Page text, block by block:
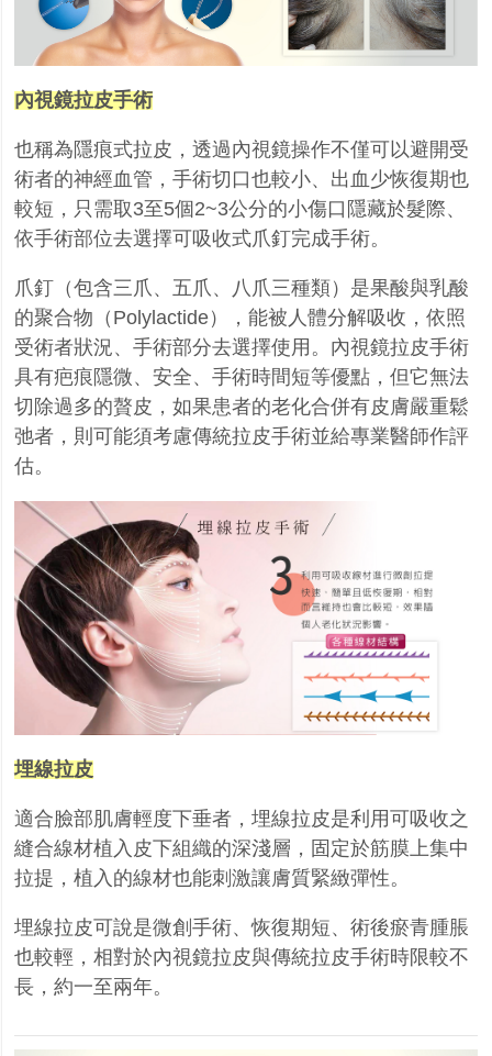
內視鏡拉皮手術
也稱為隱痕式拉皮，透過內視鏡操作不僅可以避開受
術者的神經血管，手術切口也較小、出血少恢復期也
較短，只需取3至5個2~3公分的小傷口隱藏於髮際、
依手術部位去選擇可吸收式爪釘完成手術。
爪釘（包含三爪、五爪、八爪三種類）是果酸與乳酸
的聚合物（Polylactide），能被人體分解吸收 ，依照
受術者狀況、手術部分去選擇使用。內視鏡拉皮手術
具有疤痕隱微、安全、手術時間短等優點，但它無法
切除過多的贅皮，如果患者的老化合併有皮膚嚴重鬆
弛者，則可能須考慮傳統拉皮手術並給專業醫師作評
估。
埋線拉皮
適合臉部肌膚輕度下垂者，埋線拉皮是利用可吸收之
縫合線材植入皮下組織的深淺層，固定於筋膜上集中
拉提，植入的線材也能刺激讓膚質緊緻彈性。
埋線拉皮可說是微創手術、恢復期短、術後瘀青腫脹
也較輕，相對於內視鏡拉皮與傳統拉皮手術時限較不
長，約一至兩年。